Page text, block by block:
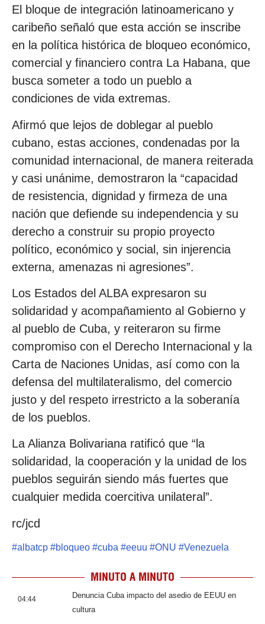
El bloque de integración latinoamericano y
caribeño señaló que esta acción se inscribe
en la política histórica de bloqueo económico,
comercial y financiero contra La Habana, que
busca someter a todo un pueblo a
condiciones de vida extremas.
Afirmó que lejos de doblegar al pueblo
cubano, estas acciones, condenadas por la
comunidad internacional, de manera reiterada
y casi unánime, demostraron la “capacidad
de resistencia, dignidad y firmeza de una
nación que defiende su independencia y su
derecho a construir su propio proyecto
político, económico y social, sin injerencia
externa, amenazas ni agresiones”.
Los Estados del ALBA expresaron su
solidaridad y acompañamiento al Gobierno y
al pueblo de Cuba, y reiteraron su firme
compromiso con el Derecho Internacional y la
Carta de Naciones Unidas, así como con la
defensa del multilateralismo, del comercio
justo y del respeto irrestricto a la soberanía
de los pueblos.
La Alianza Bolivariana ratificó que “la
solidaridad, la cooperación y la unidad de los
pueblos seguirán siendo más fuertes que
cualquier medida coercitiva unilateral”.
rc/jcd
#albatcp #bloqueo #cuba #eeuu #ONU #Venezuela
MINUTO A MINUTO
04:44
Denuncia Cuba impacto del asedio de EEUU en
cultura